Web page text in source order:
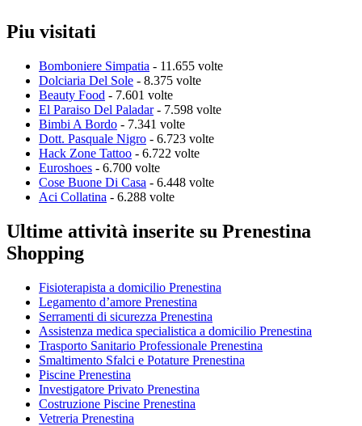
Piu visitati
Bomboniere Simpatia - 11.655 volte
Dolciaria Del Sole - 8.375 volte
Beauty Food - 7.601 volte
El Paraiso Del Paladar- 7.598 volte
Bimbi A Bordo - 7.341 volte
Dott. Pasquale Nigro - 6.723 volte
Hack Zone Tattoo - 6.722 volte
Euroshoes - 6.700 volte
Cose Buone Di Casa - 6.448 volte
Aci Collatina - 6.288 volte
Ultime attività inserite su Prenestina
Shopping
Fisioterapista a domicilio Prenestina
Legamento d’amore Prenestina
Serramenti di sicurezza Prenestina
Assistenza medica specialistica a domicilio Prenestina
Trasporto Sanitario Professionale Prenestina
Smaltimento Sfalci e Potature Prenestina
Piscine Prenestina
Investigatore Privato Prenestina
Costruzione Piscine Prenestina
Vetreria Prenestina